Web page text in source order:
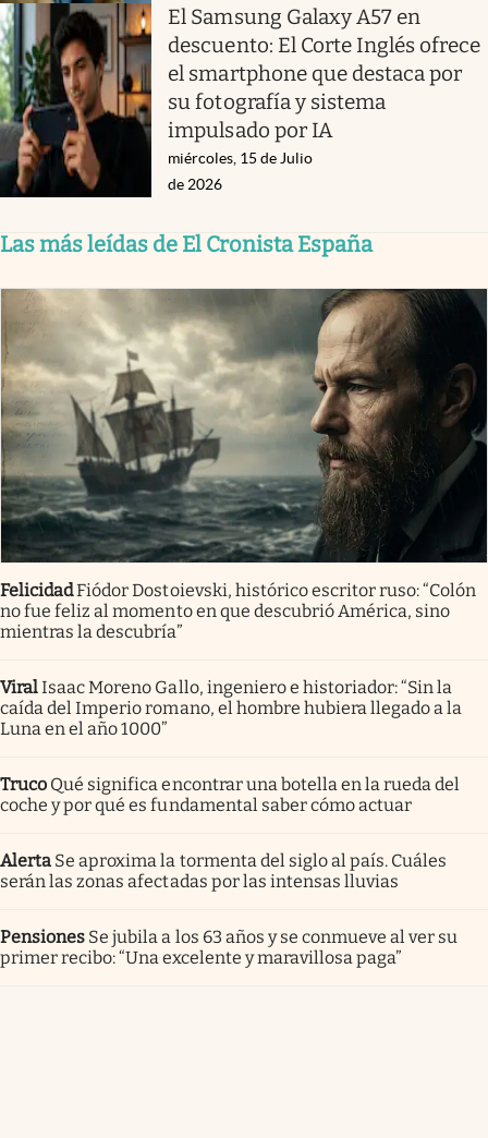
El Samsung Galaxy A57 en
descuento: El Corte Inglés ofrece
el smartphone que destaca por
su fotografía y sistema
impulsado por IA
miércoles, 15 de Julio
de 2026
Las más leídas de El Cronista España
FelicidadFiódor Dostoievski, histórico escritor ruso: “Colón
no fue feliz al momento en que descubrió América, sino
mientras la descubría”
ViralIsaac Moreno Gallo, ingeniero e historiador: “Sin la
caída del Imperio romano, el hombre hubiera llegado a la
Luna en el año 1000”
Truco Qué significa encontrar una botella en la rueda del
coche y por qué es fundamental saber cómo actuar
Alerta Se aproxima la tormenta del siglo al país. Cuáles
serán las zonas afectadas por las intensas lluvias
Pensiones Se jubila a los 63 años y se conmueve al ver su
primer recibo: “Una excelente y maravillosa paga”